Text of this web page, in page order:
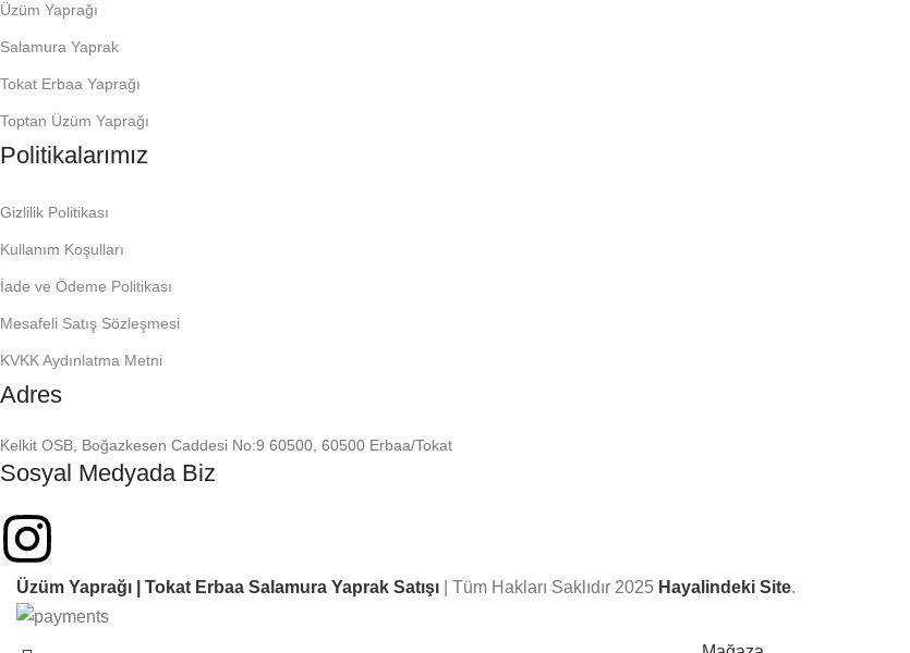
Üzüm Yaprağı
Salamura Yaprak
Tokat Erbaa Yaprağı
Toptan Üzüm Yaprağı
Politikalarımız
Gizlilik Politikası
Kullanım Koşulları
İade ve Ödeme Politikası
Mesafeli Satış Sözleşmesi
KVKK Aydınlatma Metni
Adres
Kelkit OSB, Boğazkesen Caddesi No:9 60500, 60500 Erbaa/Tokat
Sosyal Medyada Biz
Üzüm Yaprağı | Tokat Erbaa Salamura Yaprak Satışı | Tüm Hakları Saklıdır 2025 Hayalindeki Site.